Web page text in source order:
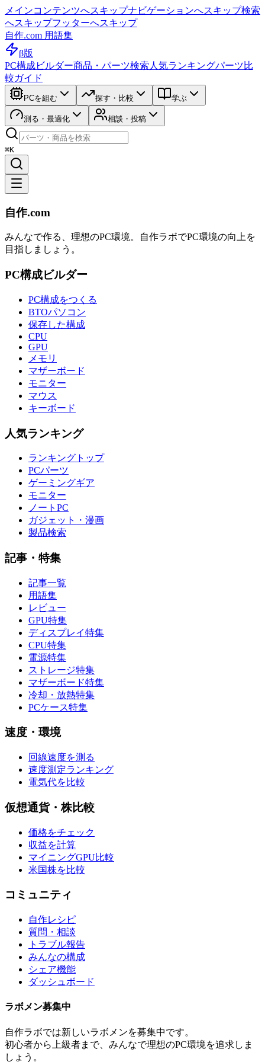
メインコンテンツへスキップナビゲーションへスキップ検索
へスキップフッターへスキップ
自作.com 用語集
β版
PC構成ビルダー商品・パーツ検索 人気ランキングパーツ比
較ガイド
PCを組む 探す・比較 学ぶ
測る・最適化 相談・投稿
⌘K
自作.com
みんなで作る、理想のPC環境。 自作ラボでPC環境の向上を
目指しましょう。
PC構成ビルダー
PC構成をつくる
BTOパソコン
保存した構成
CPU
GPU
メモリ
マザーボード
モニター
マウス
キーボード
人気ランキング
ランキングトップ
PCパーツ
ゲーミングギア
モニター
ノートPC
ガジェット・漫画
製品検索
記事・特集
記事一覧
用語集
レビュー
GPU特集
ディスプレイ特集
CPU特集
電源特集
ストレージ特集
マザーボード特集
冷却・放熱特集
PCケース特集
速度・環境
回線速度を測る
速度測定ランキング
電気代を比較
仮想通貨・株比較
価格をチェック
収益を計算
マイニングGPU比較
米国株を比較
コミュニティ
自作レシピ
質問・相談
トラブル報告
みんなの構成
シェア機能
ダッシュボード
ラボメン募集中
自作ラボでは新しいラボメンを募集中です。
初心者から上級者まで、みんなで理想のPC環境を追求しま
しょう。